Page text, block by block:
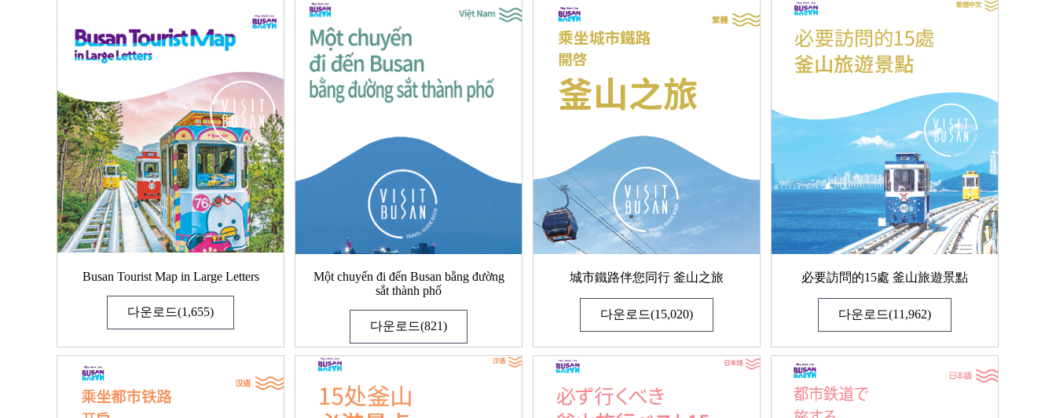
Busan Tourist Map in Large Letters
다운로드(1,655)
Một chuyến đi đến Busan bằng đường
sắt thành phố
다운로드(821)
城市鐵路伴您同行 釜山之旅
다운로드(15,020)
必要訪問的15處 釜山旅遊景點
다운로드(11,962)